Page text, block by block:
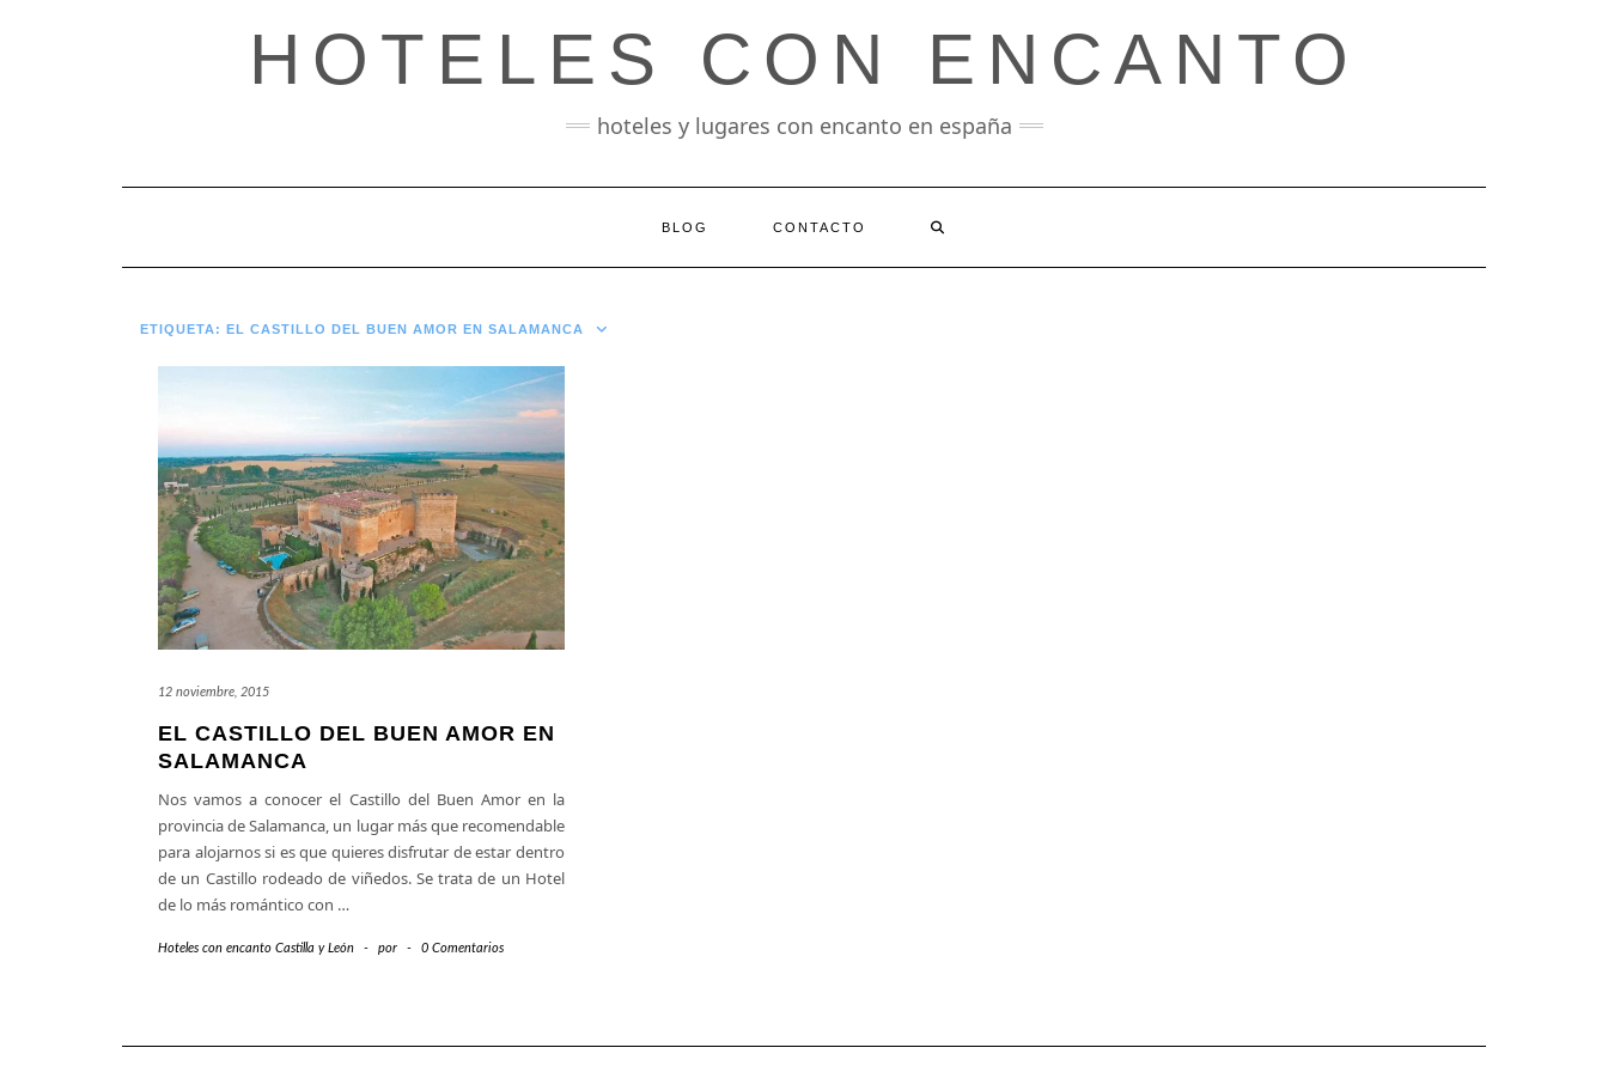
HOTELES CON ENCANTO
hoteles y lugares con encanto en españa
BLOG CONTACTO
ETIQUETA: EL CASTILLO DEL BUEN AMOR EN SALAMANCA
12 noviembre, 2015
EL CASTILLO DEL BUEN AMOR EN
SALAMANCA
Nos vamos a conocer el Castillo del Buen Amor en la
provincia de Salamanca, un lugar más que recomendable
para alojarnos si es que quieres disfrutar de estar dentro
de un Castillo rodeado de viñedos. Se trata de un Hotel
de lo más romántico con …
Hoteles con encanto Castilla y León - por - 0 Comentarios